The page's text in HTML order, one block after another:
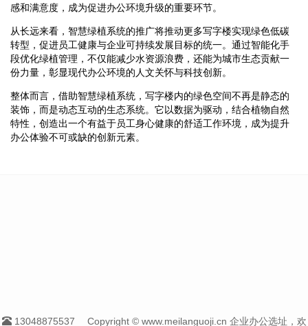
感和满意度，成为促进办公环境升级的重要环节。
从长远来看，智慧绿植系统的推广将推动更多写字楼实现绿色低碳
转型，促进员工健康与企业可持续发展目标的统一。通过智能化手
段优化绿植管理，不仅能减少水资源浪费，还能为城市生态贡献一
份力量，彰显现代办公环境的人文关怀与科技创新。
整体而言，借助智慧绿植系统，写字楼内的绿色空间不再是静态的
装饰，而是动态互动的生态系统。它以数据为驱动，结合植物自然
特性，创造出一个有益于员工身心健康的舒适工作环境，成为提升
办公体验不可或缺的创新元素。
13048875537 Copyright © www.meilanguoji.cn 企业办公选址，欢